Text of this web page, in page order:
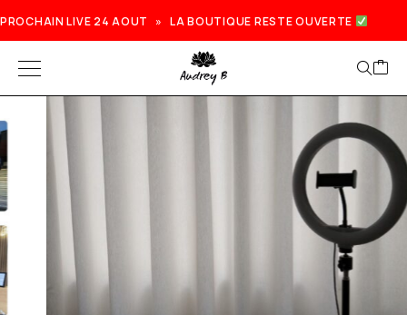
PROCHAIN LIVE 24 AOUT » LA BOUTIQUE RESTE OUVERTE